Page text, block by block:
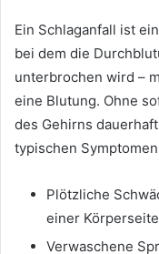
Ein Schlaganfall ist ein
bei dem die
unterbrochen wird –
eine Blutung. Ohne
des Gehirns
typischen
Plötzliche
einer Körperseite
Verwaschene